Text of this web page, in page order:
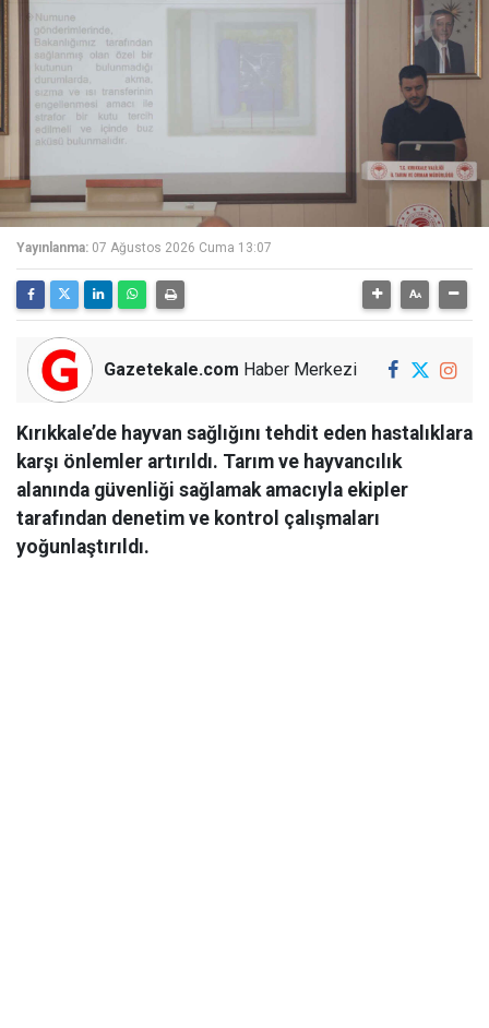
Yayınlanma: 07 Ağustos 2026 Cuma 13:07
Gazetekale.com Haber Merkezi
Kırıkkale’de hayvan sağlığını tehdit eden hastalıklara
karşı önlemler artırıldı. Tarım ve hayvancılık
alanında güvenliği sağlamak amacıyla ekipler
tarafından denetim ve kontrol çalışmaları
yoğunlaştırıldı.